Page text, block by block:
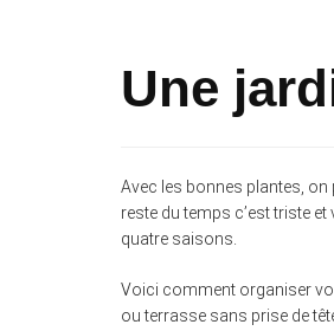
Une
Avec les bonnes plantes, on
reste du temps c’est triste
quatre saisons.
Voici comment organiser
ou terrasse sans prise de